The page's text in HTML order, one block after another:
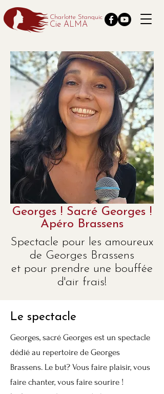
Charlotte Stanquic
Cie ALMA
Georges ! Sacré Georges !
Apéro Brassens
Spectacle pour les amoureux
de Georges Brassens
et pour prendre une bouffée
d'air frais!
Le spectacle
Georges, sacré Georges est un spectacle
dédié au repertoire de Georges
Brassens. Le but? Vous faire plaisir, vous
faire chanter, vous faire sourire !